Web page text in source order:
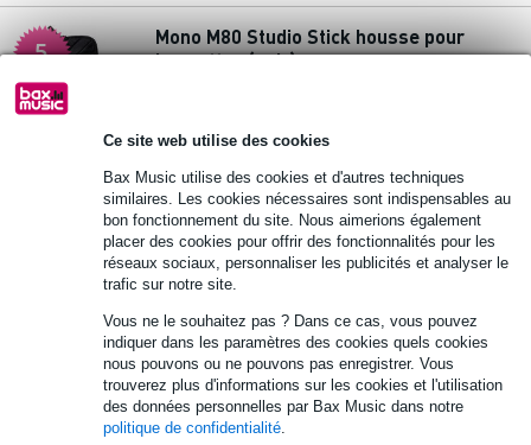
Ce site web utilise des cookies
Bax Music utilise des cookies et d'autres techniques
similaires. Les cookies nécessaires sont indispensables au
bon fonctionnement du site. Nous aimerions également
placer des cookies pour offrir des fonctionnalités pour les
réseaux sociaux, personnaliser les publicités et analyser le
trafic sur notre site.
Vous ne le souhaitez pas ? Dans ce cas, vous pouvez
indiquer dans les paramètres des cookies quels cookies
nous pouvons ou ne pouvons pas enregistrer. Vous
trouverez plus d'informations sur les cookies et l'utilisation
des données personnelles par Bax Music dans notre
politique de confidentialité
5.
Mono M80 Studio Stick housse pour
baguettes (noir)
Ajouter au panier
Stagg DS04 housse pour baguettes - noir
Prix public 15,80 € 6,65 €
En stock